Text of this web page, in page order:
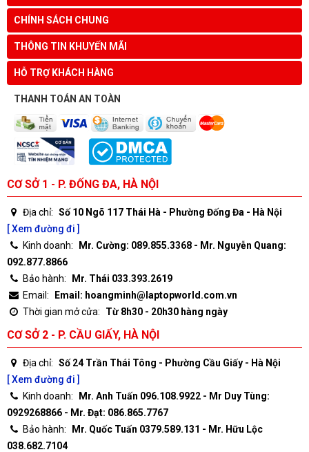
CHÍNH SÁCH CHUNG
THÔNG TIN KHUYẾN MÃI
HỖ TRỢ KHÁCH HÀNG
THANH TOÁN AN TOÀN
CƠ SỞ 1 - P. ĐỐNG ĐA, HÀ NỘI
Địa chỉ: Số 10 Ngõ 117 Thái Hà - Phường Đống Đa - Hà Nội
[ Xem đường đi ]
Kinh doanh:
Mr. Cường: 089.855.3368 - Mr. Nguyễn Quang:
092.877.8866
Bảo hành:
Mr. Thái 033.393.2619
Email:
Email: hoangminh@laptopworld.com.vn
Thời gian mở cửa:
Từ 8h30 - 20h30 hàng ngày
CƠ SỞ 2 - P. CẦU GIẤY, HÀ NỘI
Địa chỉ: Số 24 Trần Thái Tông - Phường Cầu Giấy - Hà Nội
[ Xem đường đi ]
Kinh doanh:
Mr. Anh Tuấn 096.108.9922 - Mr Duy Tùng:
0929268866 - Mr. Đạt: 086.865.7767
Bảo hành:
Mr. Quốc Tuấn 0379.589.131 - Mr. Hữu Lộc
038.682.7104